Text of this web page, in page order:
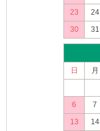
23
24
30
31
日 月
6
7
13
14